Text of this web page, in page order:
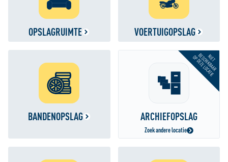
OPSLAGRUIMTE VOERTUIGOPSLAG
BANDENOPSLAG
NIET
BESCHIKBAAR
OP DEZE LOCATIE
ARCHIEFOPSLAG
Zoek andere locatie